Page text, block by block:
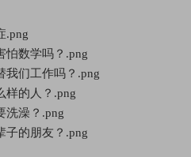
数学吗？.png
们工作吗？.png
的人？.png
澡？.png
的朋友？.png